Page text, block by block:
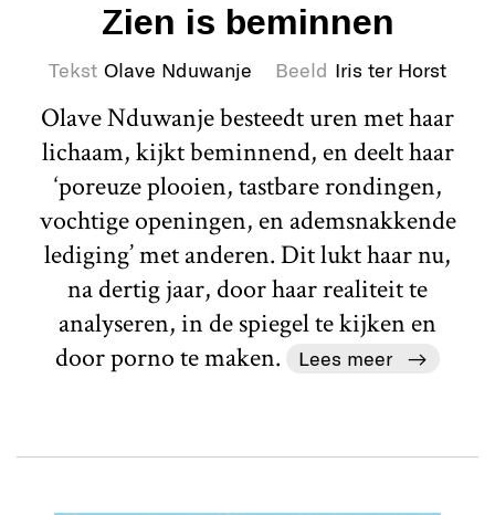
Zien is beminnen
Tekst Olave Nduwanje Beeld Iris ter Horst
Olave Nduwanje besteedt uren met haar
lichaam, kijkt beminnend, en deelt haar
‘poreuze plooien, tastbare rondingen,
vochtige openingen, en ademsnakkende
lediging’ met anderen. Dit lukt haar nu,
na dertig jaar, door haar realiteit te
analyseren, in de spiegel te kijken en
door porno te maken.
Lees meer